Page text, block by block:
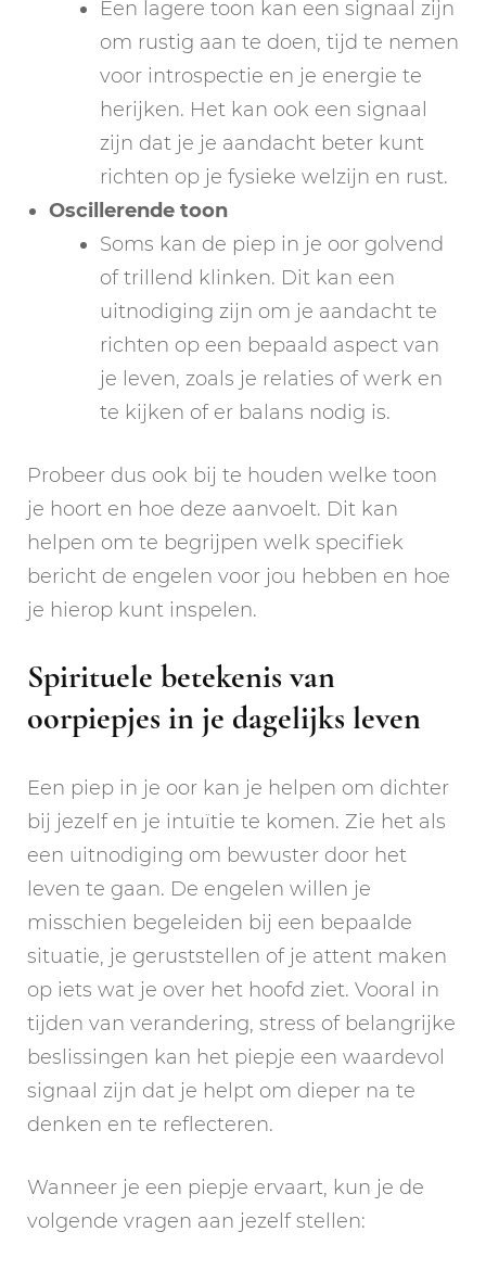
Een lagere toon kan een signaal zijn
om rustig aan te doen, tijd te nemen
voor introspectie en je energie te
herijken. Het kan ook een signaal
zijn dat je je aandacht beter kunt
richten op je fysieke welzijn en rust.
Oscillerende toon
Soms kan de piep in je oor golvend
of trillend klinken. Dit kan een
uitnodiging zijn om je aandacht te
richten op een bepaald aspect van
je leven, zoals je relaties of werk en
te kijken of er balans nodig is.
Probeer dus ook bij te houden welke toon
je hoort en hoe deze aanvoelt. Dit kan
helpen om te begrijpen welk specifiek
bericht de engelen voor jou hebben en hoe
je hierop kunt inspelen.
Spirituele betekenis van
oorpiepjes in je dagelijks leven
Een piep in je oor kan je helpen om dichter
bij jezelf en je intuïtie te komen. Zie het als
een uitnodiging om bewuster door het
leven te gaan. De engelen willen je
misschien begeleiden bij een bepaalde
situatie, je geruststellen of je attent maken
op iets wat je over het hoofd ziet. Vooral in
tijden van verandering, stress of belangrijke
beslissingen kan het piepje een waardevol
signaal zijn dat je helpt om dieper na te
denken en te reflecteren.
Wanneer je een piepje ervaart, kun je de
volgende vragen aan jezelf stellen: